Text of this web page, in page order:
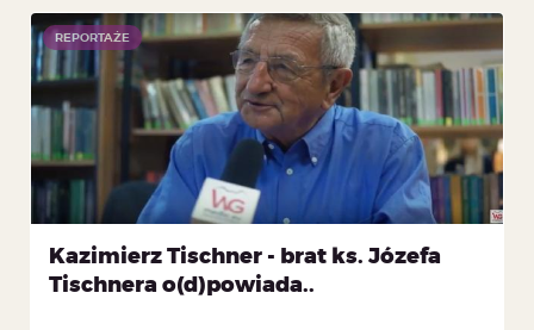
Kazimierz Tischner - brat ks. Józefa
Tischnera o(d)powiada..
REPORTAŻE